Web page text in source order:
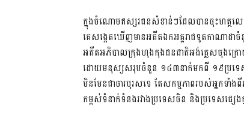
ក្នុង​ចំណោម​ឥស្សរជន​សំខាន់ៗ​ដែល​បាន​ចុះ​ហត្ថលេ
គេ​សង្កេត​ឃើញ​មាន​អតីត​ឯកអគ្គរាជទូត​កាណាដា​ចំ
អតីត​អភិបាល​ក្រុង​ហុងកុង​ជនជាតិ​អង់គ្លេស​ចុង​ក្
ដោយ​មនុស្ស​សរុប​ចំនួន ១៤៣នាក់​មក​ពី ១៩ប្រទេស​ប
មិនមែន​ជា​ចារបុរស​ទេ តែ​សកម្មភាព​របស់​អ្នក​
កម្ពស់​ទំនាក់ទំនង​រវាង​ប្រទេស​ចិន និង​ប្រទេស​ផ្សេ